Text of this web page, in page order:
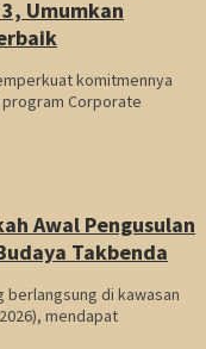
Umumkan
komitmennya
Corporate
Awal Pengusulan
Takbenda
berlangsung di kawasan
mendapat